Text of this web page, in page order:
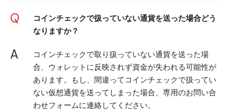
Q
コインチェックで扱っていない通貨を送った場合どう
なりますか？
A
コインチェックで取り扱っていない通貨を送った場
合、ウォレットに反映されず資金が失われる可能性が
あります。もし、間違ってコインチェックで扱ってい
ない仮想通貨を送ってしまった場合、 専用のお問い合
わせフォームに連絡してください。